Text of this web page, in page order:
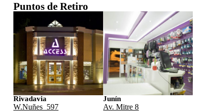
Puntos de Retiro
Rivadavia
W.Nuñes 597
Junín
Av. Mitre 8